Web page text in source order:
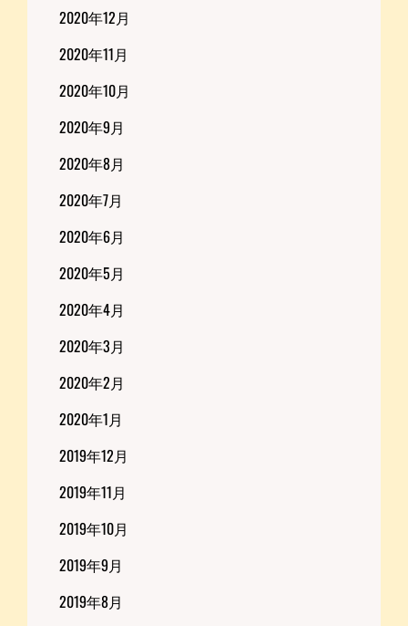
2020年12月
2020年11月
2020年10月
2020年9月
2020年8月
2020年7月
2020年6月
2020年5月
2020年4月
2020年3月
2020年2月
2020年1月
2019年12月
2019年11月
2019年10月
2019年9月
2019年8月